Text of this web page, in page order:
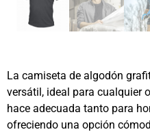
La camiseta de algodón
versátil, ideal para cualquier
hace adecuada tanto para
ofreciendo una opción